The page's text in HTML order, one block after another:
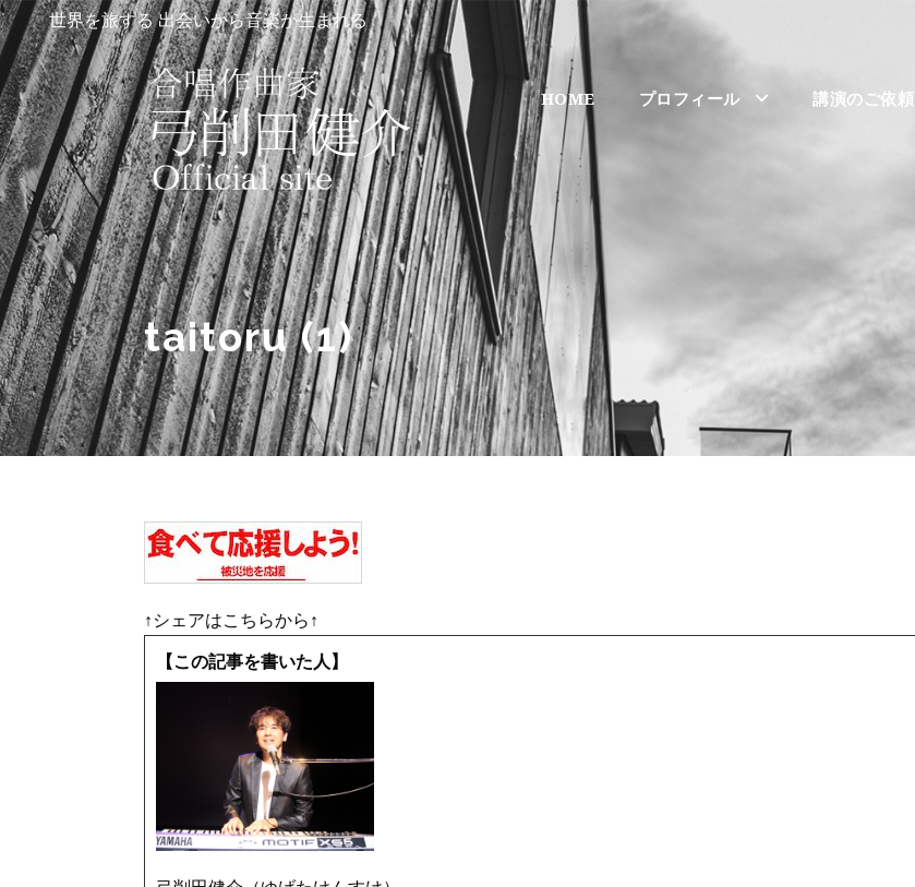
世界を旅する 出会いから音楽が生まれる
HOME プロフィール 講演のご依頼
taitoru (1)
↑シェアはこちらから↑
【この記事を書いた人】